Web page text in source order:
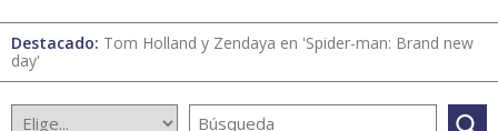
Destacado: Tom Holland y Zendaya en 'Spider-man: Brand new
day'